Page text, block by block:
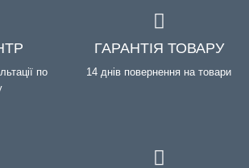
по
ГАРАНТІЯ ТОВАРУ
14 днів повернення на товари